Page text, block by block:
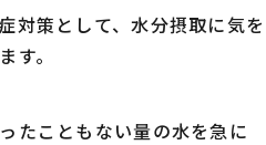
対策として、水分摂取に気を
す。
たこともない量の水を急に